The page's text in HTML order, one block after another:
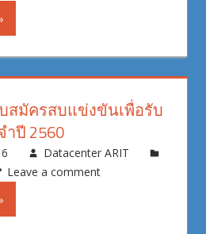
สมัครสบแข่งขันเพื่อรับ
ปี 2560
Datacenter ARIT
Leave a comment